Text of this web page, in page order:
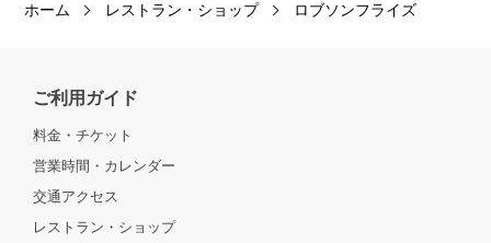
ホーム レストラン・ショップ ロブソンフライズ
ご利用ガイド
料金・チケット
営業時間・カレンダー
交通アクセス
レストラン・ショップ